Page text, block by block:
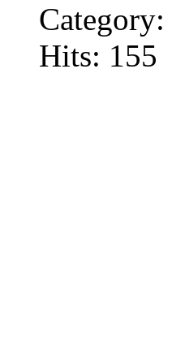
Category:
Hits: 155